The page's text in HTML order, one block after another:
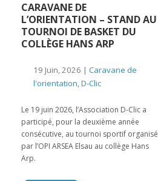
CARAVANE DE
L’ORIENTATION – STAND AU
TOURNOI DE BASKET DU
COLLÈGE HANS ARP
19 Juin, 2026 | Caravane de
l'orientation,D-Clic
Le 19 juin 2026, l’Association D-Clic a
participé, pour la deuxième année
consécutive, au tournoi sportif organisé
par l’OPI ARSEA Elsau au collège Hans
Arp.